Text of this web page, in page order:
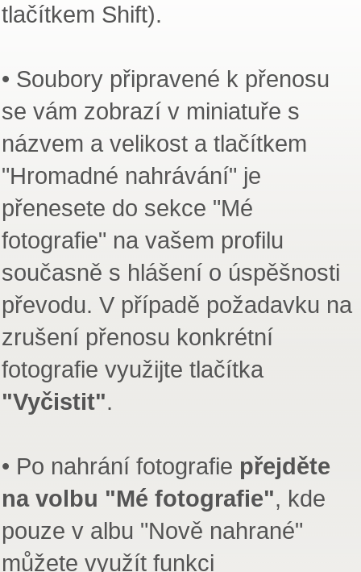
tlačítkem Shift).
• Soubory připravené k přenosu
se vám zobrazí v miniatuře s
názvem a velikost a tlačítkem
"Hromadné nahrávání" je
přenesete do sekce "Mé
fotografie" na vašem profilu
současně s hlášení o úspěšnosti
převodu. V případě požadavku na
zrušení přenosu konkrétní
fotografie využijte tlačítka
"Vyčistit".
• Po nahrání fotografie přejděte
na volbu "Mé fotografie", kde
pouze v albu "Nově nahrané"
můžete využít funkci